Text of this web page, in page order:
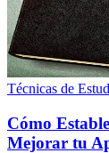
Técnicas de
Cómo
Mejorar tu